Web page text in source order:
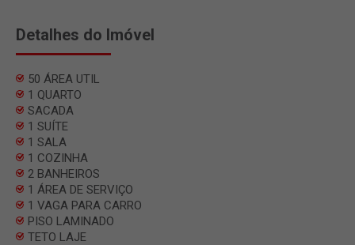
Detalhes do Imóvel
50 ÁREA UTIL
1 QUARTO
SACADA
1 SUÍTE
1 SALA
1 COZINHA
2 BANHEIROS
1 ÁREA DE SERVIÇO
1 VAGA PARA CARRO
PISO LAMINADO
TETO LAJE